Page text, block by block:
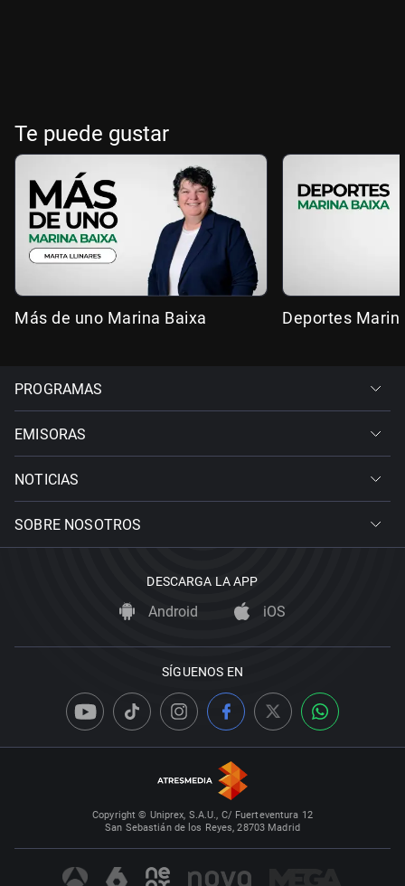
Te puede gustar
Más de uno Marina Baixa Deportes
PROGRAMAS
EMISORAS
NOTICIAS
SOBRE NOSOTROS
DESCARGA LA APP
Android iOS
SÍGUENOS EN
Copyright © Uniprex, S.A.U., C/ Fuerteventura 12
San Sebastián de los Reyes, 28703 Madrid